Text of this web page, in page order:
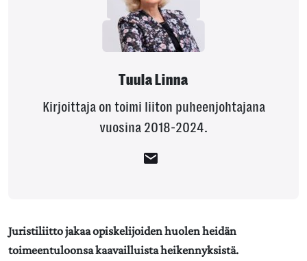
Tuula Linna
Kirjoittaja on toimi liiton puheenjohtajana
vuosina 2018-2024.
Juristiliitto jakaa opiskelijoiden huolen heidän
toimeentuloonsa kaavailluista heikennyksistä.